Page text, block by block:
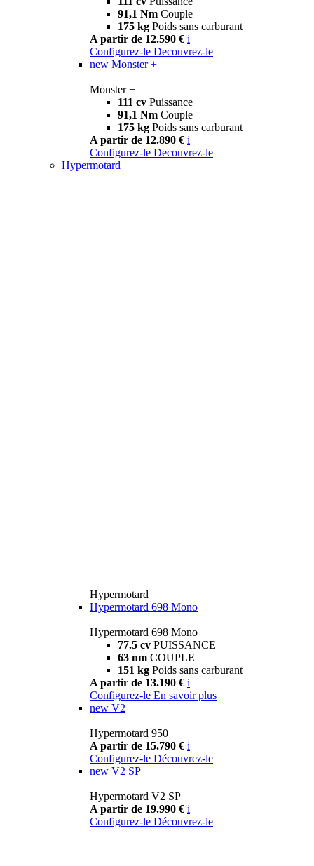
91,1 Nm Couple
175 kg Poids sans carburant
A partir de 12.590 € i
Configurez-le Decouvrez-le
new Monster +
Monster +
111 cv Puissance
91,1 Nm Couple
175 kg Poids sans carburant
A partir de 12.890 € i
Configurez-le Decouvrez-le
Hypermotard
Hypermotard
Hypermotard 698 Mono
Hypermotard 698 Mono
77.5 cv PUISSANCE
63 nm COUPLE
151 kg Poids sans carburant
A partir de 13.190 € i
Configurez-le En savoir plus
new V2
Hypermotard 950
A partir de 15.790 € i
Configurez-le Découvrez-le
new V2 SP
Hypermotard V2 SP
A partir de 19.990 € i
Configurez-le Découvrez-le